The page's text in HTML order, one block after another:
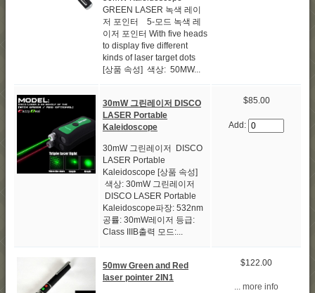
GREEN LASER 녹색 레이
저 포인터 5-모드 녹색 레
이저 포인터 With five heads
to display five different
kinds of laser target dots
[상품 속성] 색상: 50MW...
30mW 그린레이저 DISCO
LASER Portable
Kaleidoscope
30mW 그린레이저 DISCO
LASER Portable
Kaleidoscope [상품 속성]
색상: 30mW 그린레이저
DISCO LASER Portable
Kaleidoscope파장: 532nm
공률: 30mW레이저 등급:
Class IIIB출력 모드:...
$85.00
Add:
50mw Green and Red
laser pointer 2IN1
$122.00
... more info